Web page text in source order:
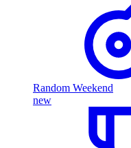
Random Weekend
new